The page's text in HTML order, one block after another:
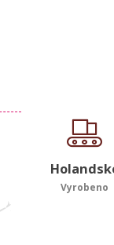
Vyrobeno